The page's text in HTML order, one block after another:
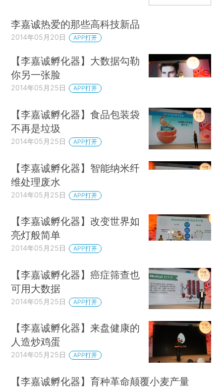
李嘉诚热爱的那些高科技新品
2014年05月20日 APP打开
【李嘉诚孵化器】大数据勾勒
你另一张脸
2014年05月25日 APP打开
【李嘉诚孵化器】食品包装袋
不再是垃圾
2014年05月25日 APP打开
【李嘉诚孵化器】智能纳米纤
维处理废水
2014年05月25日 APP打开
【李嘉诚孵化器】改变世界如
亮灯般简单
2014年05月25日 APP打开
【李嘉诚孵化器】癌症筛查也
可用大数据
2014年05月25日 APP打开
【李嘉诚孵化器】来盘健康的
人造炒鸡蛋
2014年05月25日 APP打开
【李嘉诚孵化器】育种革命颠覆小麦产量